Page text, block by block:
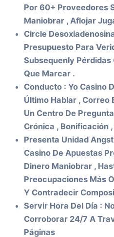
Por 60+ Proveedores
Maniobrar , Aflojar
Circle
Presupuesto Para
Subsequenly
Que Marcar .
Conducto : Yo Casino
Último Hablar , Correo
Un Centro De
Crónica , Bonificación
Presenta Unidad
Casino De Apuestas
Dinero Maniobrar ,
Preocupaciones Más
Y Contradecir
Servir Hora Del Día :
Corroborar 24/7 A
Páginas